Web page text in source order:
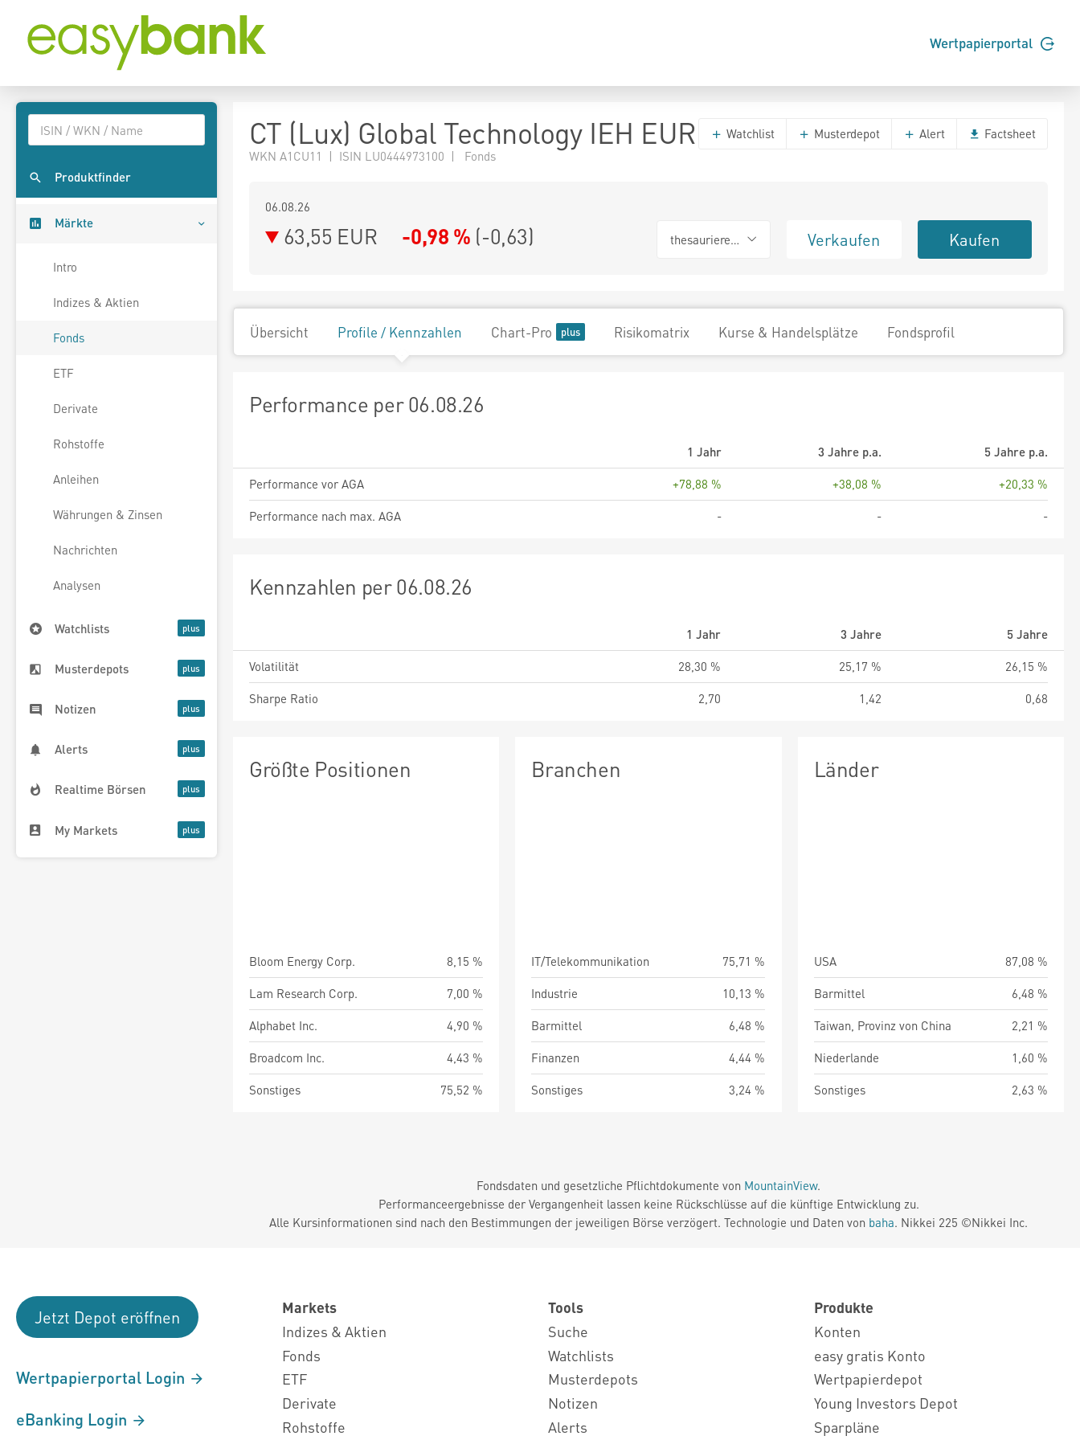
Wertpapierportal
Produktfinder
Märkte
Intro
Indizes & Aktien
Fonds
ETF
Derivate
Rohstoffe
Anleihen
Währungen & Zinsen
Nachrichten
Analysen
Watchlists
Musterdepots
Notizen
Alerts
Realtime Börsen
My Markets
CT (Lux) Global Technology IEH EUR
WKN A1CU11 | ISIN LU0444973100 | Fonds
Watchlist Musterdepot Alert Factsheet
06.08.26
63,55 EUR -0,98 % (-0,63) thesaurierend Verkaufen Kaufen
Übersicht Profile / Kennzahlen Chart-Pro Risikomatrix Kurse & Handelsplätze Fondsprofil
Performance per 06.08.26
1 Jahr 3 Jahre p.a.
5 Jahre p.a.
Performance vor AGA
+78,88 % +38,08 %
+20,33 %
Performance nach max. AGA
- - -
Kennzahlen per 06.08.26
1 Jahr 3 Jahre
5 Jahre
Volatilität
28,30 % 25,17 %
26,15 %
Sharpe Ratio
2,70 1,42 0,68
Größte Positionen
Bloom Energy Corp.
8,15 %
Lam Research Corp.
7,00 %
Alphabet Inc.
4,90 %
Broadcom Inc.
4,43 %
Sonstiges
75,52 %
Branchen
IT/Telekommunikation
75,71 %
Industrie
10,13 %
Barmittel
6,48 %
Finanzen
4,44 %
Sonstiges
3,24 %
Länder
USA
87,08 %
Barmittel
6,48 %
Taiwan, Provinz von China
2,21 %
Niederlande
1,60 %
Sonstiges
2,63 %
Fondsdaten und gesetzliche Pflichtdokumente von MountainView.
Performanceergebnisse der Vergangenheit lassen keine Rückschlüsse auf die künftige Entwicklung zu.
Alle Kursinformationen sind nach den Bestimmungen der jeweiligen Börse verzögert. Technologie und Daten von baha. Nikkei 225 ©Nikkei Inc.
Jetzt Depot eröffnen
Wertpapierportal Login
eBanking Login
Markets
Indizes & Aktien
Fonds
ETF
Derivate
Rohstoffe
Tools
Suche
Watchlists
Musterdepots
Notizen
Alerts
Produkte
Konten
easy gratis Konto
Wertpapierdepot
Young Investors Depot
Sparpläne